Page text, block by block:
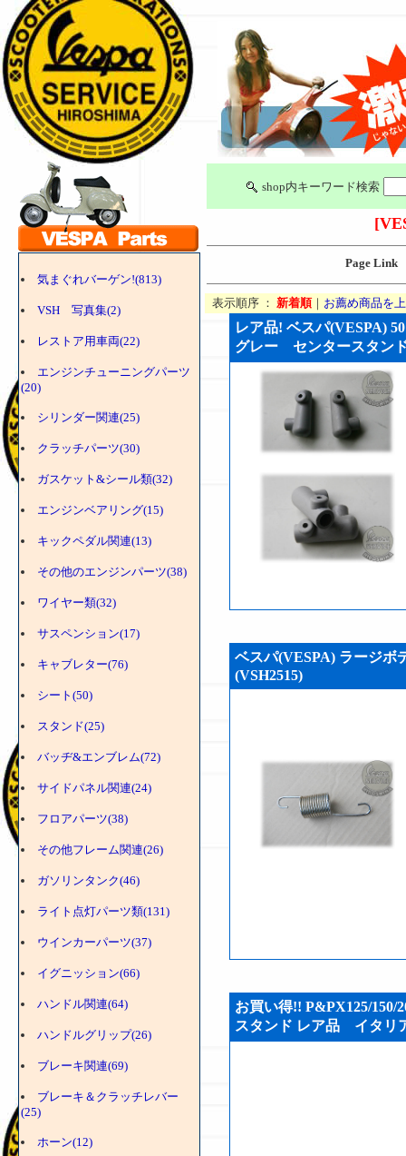
気まぐれバーゲン!(813)
VSH 写真集(2)
レストア用車両(22)
エンジンチューニングパーツ
(20)
シリンダー関連(25)
クラッチパーツ(30)
ガスケット&シール類(32)
エンジンベアリング(15)
キックペダル関連(13)
その他のエンジンパーツ(38)
ワイヤー類(32)
サスペンション(17)
キャブレター(76)
シート(50)
スタンド(25)
バッヂ&エンブレム(72)
サイドパネル関連(24)
フロアパーツ(38)
その他フレーム関連(26)
ガソリンタンク(46)
ライト点灯パーツ類(131)
ウインカーパーツ(37)
イグニッション(66)
ハンドル関連(64)
ハンドルグリップ(26)
ブレーキ関連(69)
ブレーキ＆クラッチレバー
(25)
ホーン(12)
shop内キーワード検索
Page Link
表示順序 ： 新着順｜ お薦め商品を
レア品! ベスパ(VESPA)
グレー センタースタン
ベスパ(VESPA) ラージボ
(VSH2515)
お買い得!! P&PX125/150/
スタンド レア品 イタリ